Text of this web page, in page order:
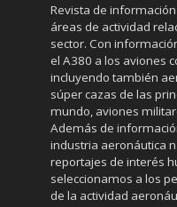
Revista de
áreas de actividad
sector. Con
el A380 a los aviones
incluyendo también
súper cazas de las
mundo, aviones
Además de
industria aeronáutica
reportajes de interés
seleccionamos a los
de la actividad